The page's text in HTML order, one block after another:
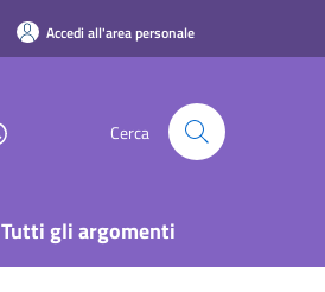
Accedi all'area personale
Cerca
Tutti gli argomenti